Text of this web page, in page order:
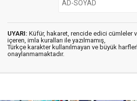
UYARI: Küfür, hakaret, rencide edici cümleler
içeren, imla kuralları ile yazılmamış,
Türkçe karakter kullanılmayan ve büyük
onaylanmamaktadır.